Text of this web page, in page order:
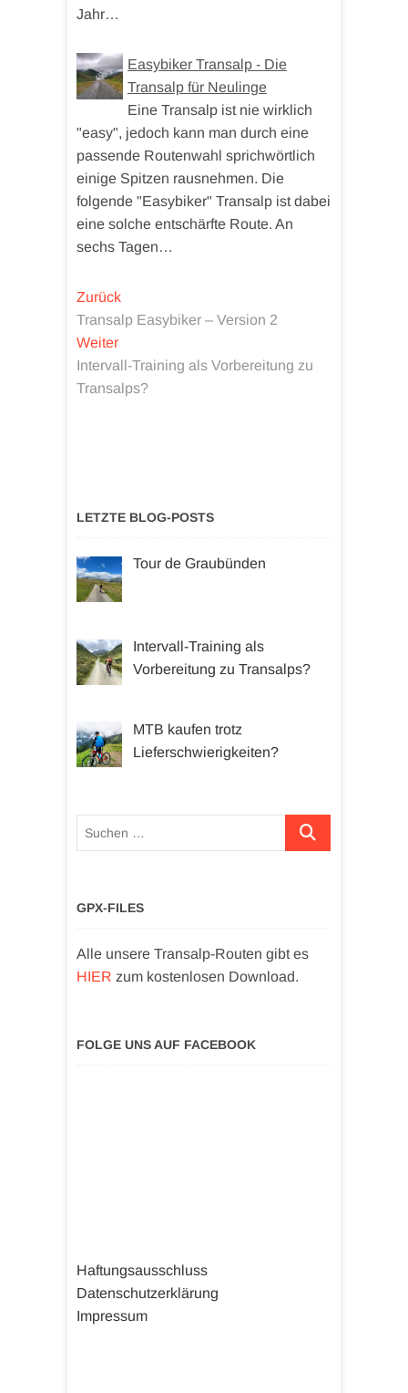
Jahr…
Easybiker Transalp - Die
Transalp für Neulinge
Eine Transalp ist nie wirklich
"easy", jedoch kann man durch eine
passende Routenwahl sprichwörtlich
einige Spitzen rausnehmen. Die
folgende "Easybiker" Transalp ist dabei
eine solche entschärfte Route. An
sechs Tagen…
Beitragsnavigation
ZurückVorheriger
Beitrag:
Transalp Easybiker – Version 2
WeiterNächster
Beitrag:
Intervall-Training als Vorbereitung zu
Transalps?
LETZTE BLOG-POSTS
Tour de Graubünden
Intervall-Training als
Vorbereitung zu Transalps?
MTB kaufen trotz
Lieferschwierigkeiten?
Suchen …
GPX-FILES
Alle unsere Transalp-Routen gibt es
HIER zum kostenlosen Download.
FOLGE UNS AUF FACEBOOK
Haftungsausschluss
Datenschutzerklärung
Impressum